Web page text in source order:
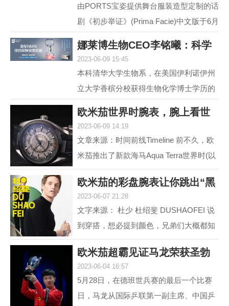
由PORTS宝姿提供舞台服装造型定制的话
剧《初步举证》(Prima Facie)中文版于6月
演帷幕。中文版话...
娜莱博生物CEO李铭曦：科学
2023-06-09 15:45
本科清华大学生物系，在美国伊利诺伊州
立大学香槟分校获得生物化学博士学历的
学成后，他长期从事...
欧米茄世界时腕表，腕上看世
2023-06-09 14:19
文章来源：时间前线Timeline 前不久，欧
米茄推出了新款海马Aqua Terra世界时(以
下简称，海马AT)。虽然，海马AT世界
时，之前在2017年就...
欧米茄的彩盘腕表让你跳出“黑
2023-06-07 21:28
文字来源： 杜少 杜绍斐 DUSHAOFEI 说
到穿搭，想必提到颜色，兄弟们大概都知
道 黑白灰，向来是男人不出错的选择。
就如姑娘往往形容一...
欧米茄超霸见证马龙荣获圣勃
2023-06-04 16:57
5月28日，在德班世兵赛的最后一个比赛
日，马龙从国际乒联第一副主席、中国乒